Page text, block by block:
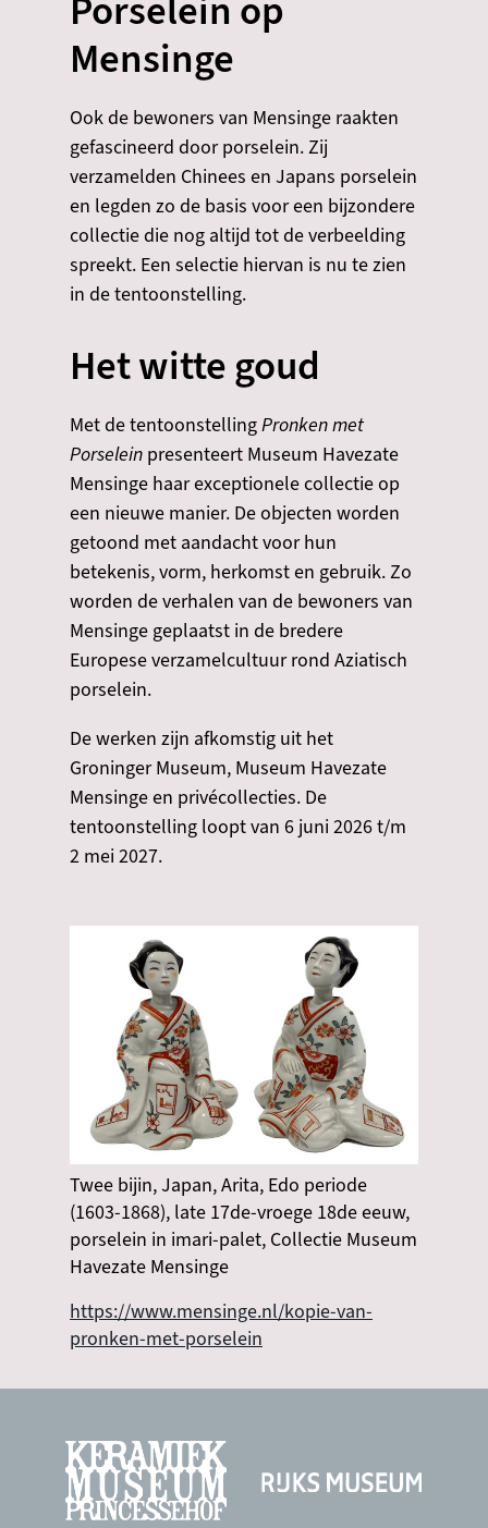
Porselein op
Mensinge
Ook de bewoners van Mensinge raakten
gefascineerd door porselein. Zij
verzamelden Chinees en Japans porselein
en legden zo de basis voor een bijzondere
collectie die nog altijd tot de verbeelding
spreekt. Een selectie hiervan is nu te zien
in de tentoonstelling.
​​​Het witte goud
​Met de tentoonstellingPronken met
Porselein presenteert Museum Havezate
Mensinge haar exceptionele collectie op
een nieuwe manier. De objecten worden
getoond met aandacht voor hun
betekenis, vorm, herkomst en gebruik. Zo
worden de verhalen van de bewoners van
Mensinge geplaatst in de bredere
Europese verzamelcultuur rond Aziatisch
porselein.
De werken zijn afkomstig uit het
Groninger Museum, Museum Havezate
Mensinge en privécollecties. De
tentoonstelling loopt van 6 juni 2026 t/m
2 mei 2027.
Twee bijin, Japan, Arita, Edo periode
(1603-1868), late 17de-vroege 18de eeuw,
porselein in imari-palet, Collectie Museum
Havezate Mensinge
https://www.mensinge.nl/kopie-van-
pronken-met-porselein